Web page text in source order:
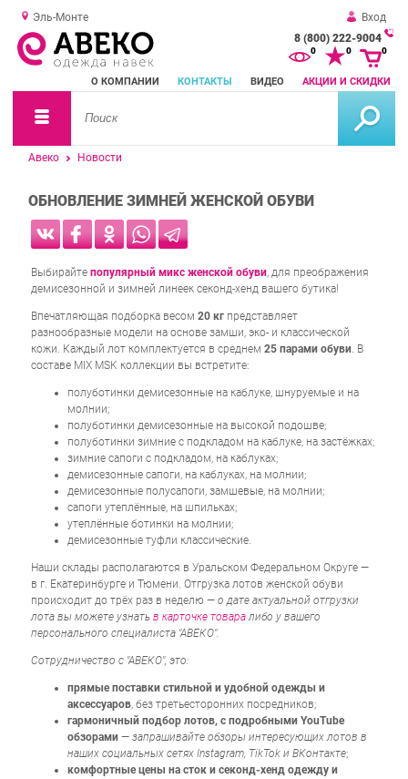
Эль-Монте
Вход
8 (800) 222-9004
О КОМПАНИИ КОНТАКТЫ ВИДЕО АКЦИИ И СКИДКИ
0 0 0
Авеко Новости
ОБНОВЛЕНИЕ ЗИМНЕЙ ЖЕНСКОЙ ОБУВИ
Выбирайте популярный микс женской обуви, для преображения
демисезонной и зимней линеек секонд-хенд вашего бутика!
Впечатляющая подборка весом 20 кг представляет
разнообразные модели на основе замши, эко- и классической
кожи. Каждый лот комплектуется в среднем 25 парами обуви. В
составе MIX MSK коллекции вы встретите:
полуботинки демисезонные на каблуке, шнуруемые и на
молнии;
полуботинки демисезонные на высокой подошве;
полуботинки зимние с подкладом на каблуке, на застёжках;
зимние сапоги с подкладом, на каблуках;
демисезонные сапоги, на каблуках, на молнии;
демисезонные полусапоги, замшевые, на молнии;
сапоги утеплённые, на шпильках;
утеплённые ботинки на молнии;
демисезонные туфли классические.
Наши склады располагаются в Уральском Федеральном Округе —
в г. Екатеринбурге и Тюмени. Отгрузка лотов женской обуви
происходит до трёх раз в неделю — о дате актуальной отгрузки
лота вы можете узнать в карточке товаралибо у вашего
персонального специалиста "АВЕКО".
Сотрудничество с "АВЕКО", это:
прямые поставки стильной и удобной одежды и
аксессуаров, без третьесторонних посредников;
гармоничный подбор лотов, с подробными YouTube
обзорами — запрашивайте обзоры интересующих лотов в
наших социальных сетях Instagram, TikTok и ВКонтакте;
комфортные цены на сток и секонд-хенд одежду и